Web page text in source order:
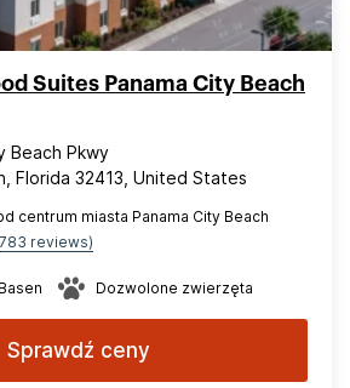
Suites Panama City Beach
Beach Pkwy
Florida 32413, United States
centrum miasta Panama City Beach
reviews)
Basen Dozwolone zwierzęta
Sprawdź ceny